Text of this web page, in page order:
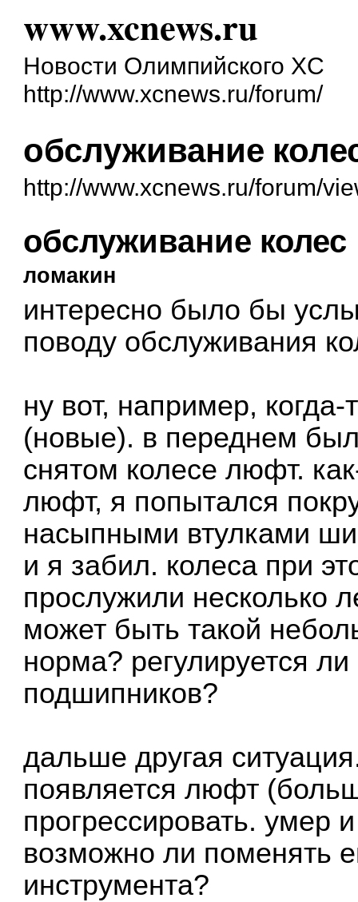
www.xcnews.ru
Новости Олимпийского XC
http://www.xcnews.ru/forum/
обслуживание
http://www.xcnews.ru/forum/
обслуживание колес
ломакин
интересно было бы
поводу обслуживания
ну вот, например,
(новые). в переднем
снятом колесе люфт.
люфт, я попытался
насыпными втулками
и я забил. колеса при
прослужили несколько
может быть такой
норма? регулируется
подшипников?
дальше другая
появляется люфт
прогрессировать. умер
возможно ли поменять
инструмента?